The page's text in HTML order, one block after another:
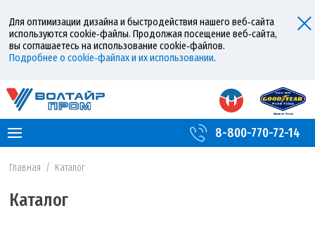
Для оптимизации дизайна и быстродействия нашего веб‑сайта
используются cookie‑файлы. Продолжая посещение веб‑сайта,
вы соглашаетесь на использование cookie‑файлов.
Подробнее о cookie‑файлах и их использовании.
8-800-770-72-14
Главная / Каталог
Каталог